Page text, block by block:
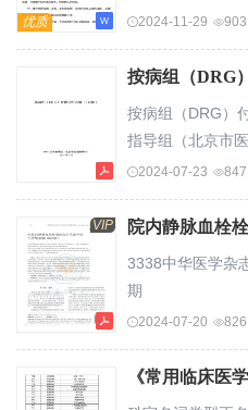
优质 2024-11-29 903
按病组（DRG
按病组（DRG）
指导组（北京市
诊断相关分组（
大概可以追溯到
便作出适当的选
于，不同的医疗
类型不同，难以
2024-07-23 847
VIP
3338中华医学杂
期
管理指南（2022
2024-07-20 826
《常用临床医